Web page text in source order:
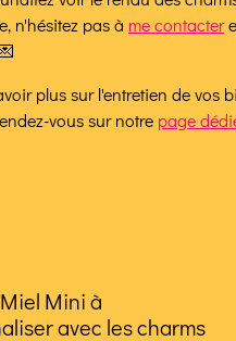
n'hésitez pas à me contacter
plus sur l'entretien de vos
vous sur notre page
Mini à
avec les charms